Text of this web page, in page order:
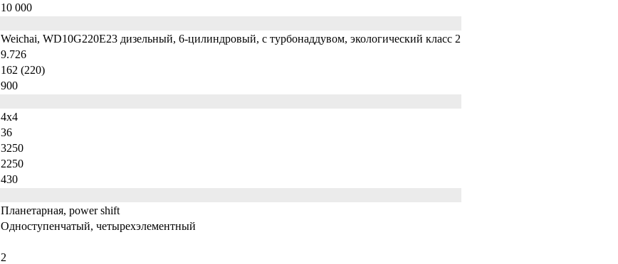
10 000
Weichai, WD10G220E23 дизельный, 6-цилиндровый, с турбонаддувом, экологический класс 2
9.726
162 (220)
900
4х4
36
3250
2250
430
Планетарная, power shift
Одноступенчатый, четырехэлементный
2